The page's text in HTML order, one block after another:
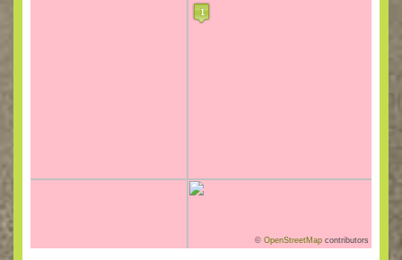
©OpenStreetMap contributors